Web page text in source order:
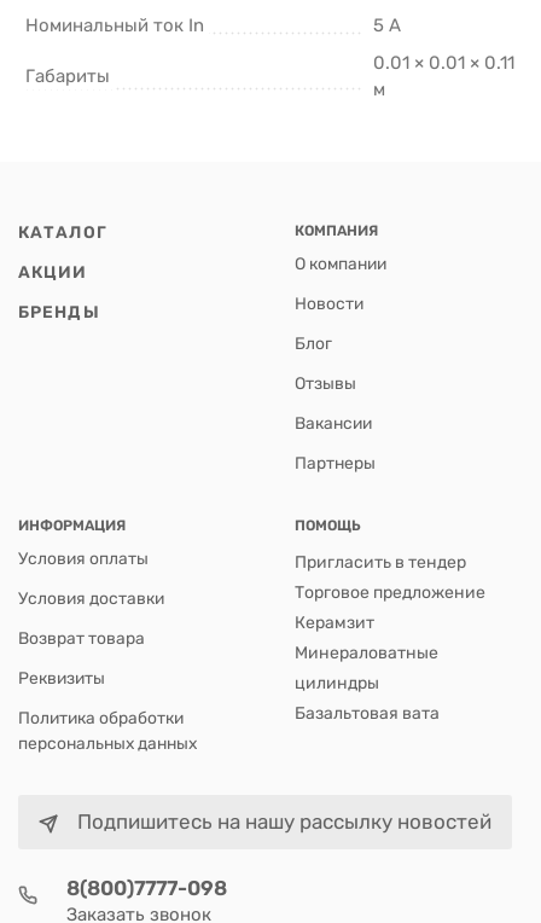
Номинальный ток In 5 А
Габариты
0.01 × 0.01 × 0.11
м
КАТАЛОГ
АКЦИИ
БРЕНДЫ
КОМПАНИЯ
О компании
Новости
Блог
Отзывы
Вакансии
Партнеры
ИНФОРМАЦИЯ
Условия оплаты
Условия доставки
Возврат товара
Реквизиты
Политика обработки
персональных данных
ПОМОЩЬ
Пригласить в тендер
Торговое предложение
Керамзит
Минераловатные
цилиндры
Базальтовая вата
Подпишитесь на нашу рассылку новостей
8(800)7777-098
Заказать звонок